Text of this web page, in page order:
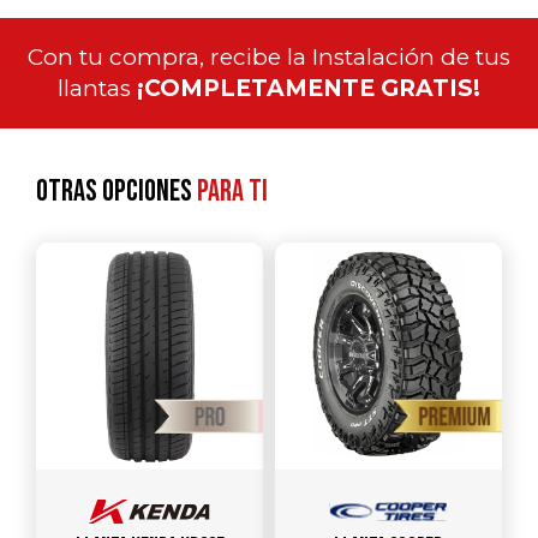
Con tu compra, recibe la Instalación de tus
llantas ¡COMPLETAMENTE GRATIS!
Otras opcionespara ti